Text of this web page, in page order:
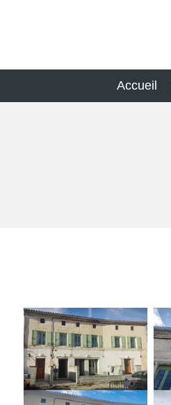
principal
Accueil